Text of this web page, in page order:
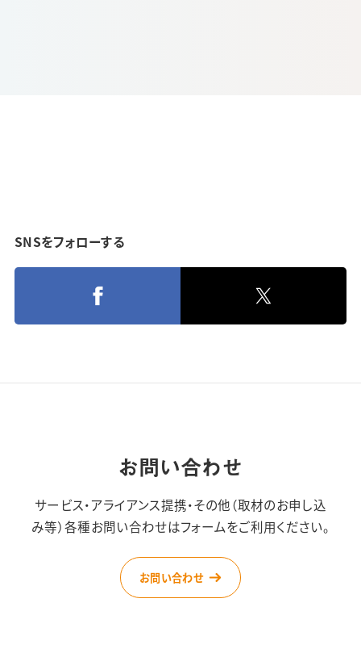
SNSをフォローする
お問い合わせ
サービス・アライアンス提携・その他（取材のお申し込
み等）各種お問い合わせはフォームをご利用ください。
お問い合わせ